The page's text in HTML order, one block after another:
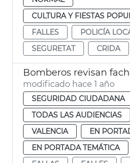
CULTURA Y FIESTAS
FALLES
POLICÍA
SEGURETAT
CRIDA
modificado hace 1 año
SEGURIDAD CIUDADANA
TODAS LAS AUDIENCIAS
VALENCIA
EN
EN PORTADA TEMÁTICA